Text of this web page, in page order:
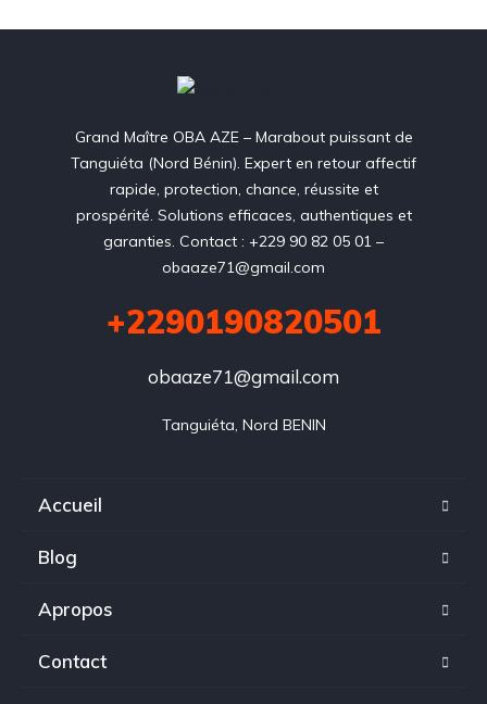
Grand Maître OBA AZE – Marabout puissant de
Tanguiéta (Nord Bénin). Expert en retour affectif
rapide, protection, chance, réussite et
prospérité. Solutions efficaces, authentiques et
garanties. Contact : +229 90 82 05 01 –
obaaze71@gmail.com
+2290190820501
obaaze71@gmail.com
Tanguiéta, Nord BENIN
Accueil
Blog
Apropos
Contact